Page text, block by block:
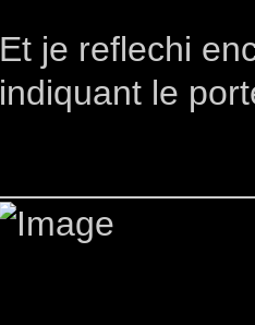
Et je reflechi
indiquant le